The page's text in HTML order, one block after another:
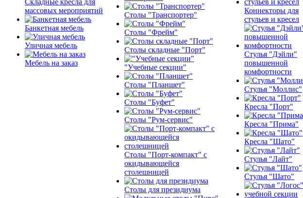
Складные кресла для
массовых мероприятий
Банкетная мебель
Уличная мебель
Мебель на заказ
Столы "Транспортер"
Столы "Фрейм"
Столы складные "Порт"
"Учебные секции"
Столы "Планшет"
Столы "Буфет"
Столы "Рум-сервис"
Столы "Порт-компакт" с
окидывающейся
столешницей
Столы для президиума
Коннекторы для
стульев и кресел
Стулья "Дэйли"
повышенной
комфортности
Стулья "Моллис"
Кресла "Порт"
Кресла "Прима"
Кресла "Шато"
Стулья "Лайт"
Стулья "Шато"